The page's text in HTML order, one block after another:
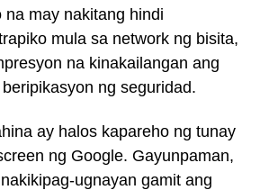
na may nakitang hindi
mula sa network ng bisita,
na kinakailangan ang
ng seguridad.
ay halos kapareho ng tunay
ng Google. Gayunpaman,
ugnayan gamit ang